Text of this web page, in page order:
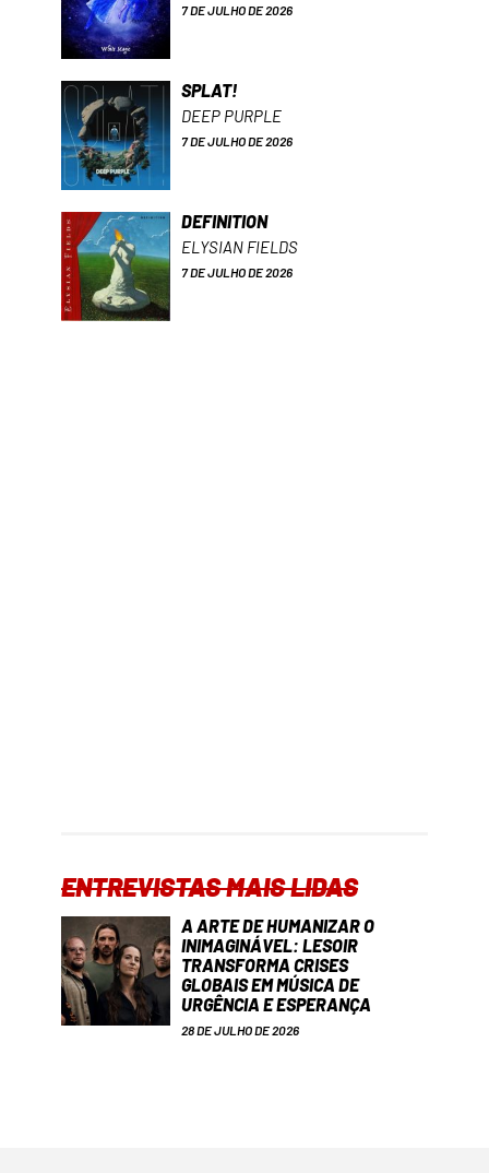
7 DE JULHO DE 2026
SPLAT!
DEEP PURPLE
7 DE JULHO DE 2026
DEFINITION
ELYSIAN FIELDS
7 DE JULHO DE 2026
ENTREVISTAS MAIS LIDAS
A ARTE DE HUMANIZAR O
INIMAGINÁVEL: LESOIR
TRANSFORMA CRISES
GLOBAIS EM MÚSICA DE
URGÊNCIA E ESPERANÇA
28 DE JULHO DE 2026